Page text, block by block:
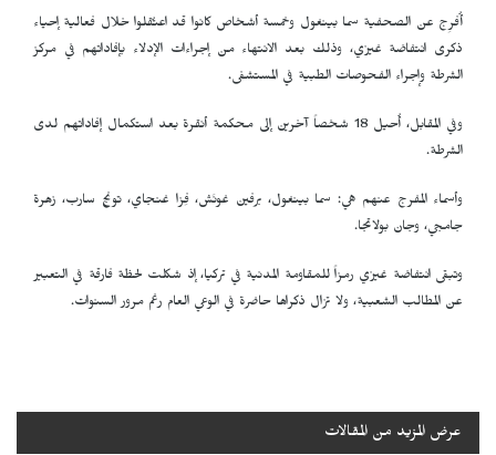
أُفرِج عن الصحفية سما بينغول وخمسة أشخاص كانوا قد اعتُقلوا خلال فعالية إحياء
ذكرى انتفاضة غيزي، وذلك بعد الانتهاء من إجراءات الإدلاء بإفاداتهم في مركز
الشرطة وإجراء الفحوصات الطبية في المستشفى.
وفي المقابل، أُحيل 18 شخصاً آخرين إلى محكمة أنقرة بعد استكمال إفاداتهم لدى
الشرطة.
وأسماء المفرج عنهم هي: سما بينغول، برفين غونَش، فِزا غنجاي، تونج سارب، زهرة
جامجي، وجان بولاتجا.
وتبقى انتفاضة غيزي رمزاً للمقاومة المدنية في تركيا، إذ شكلت لحظة فارقة في التعبير
عن المطالب الشعبية، ولا تزال ذكراها حاضرة في الوعي العام رغم مرور السنوات.
عرض المزيد من المقالات